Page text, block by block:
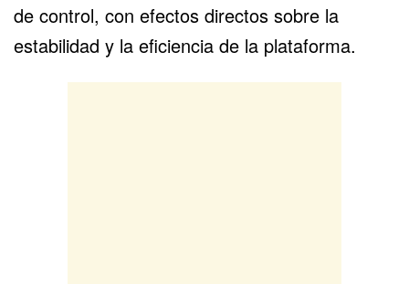
de control, con efectos directos sobre la
estabilidad y la eficiencia de la plataforma.